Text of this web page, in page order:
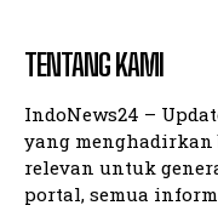
Company
Company
TENTANG KAMI
IndoNews24 –
yang
relevan untuk
portal, semua